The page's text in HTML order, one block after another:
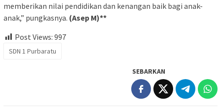
memberikan nilai pendidikan dan kenangan baik bagi anak-
anak,” pungkasnya. (Asep M)**
Post Views: 997
SDN 1 Purbaratu
SEBARKAN